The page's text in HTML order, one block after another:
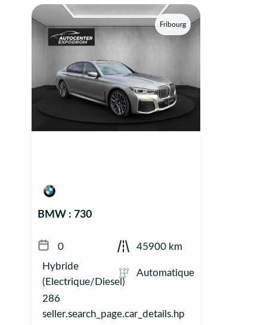
Fribourg
BMW : 730
0
45900 km
Hybride
(Electrique/Diesel)
Automatique
286
seller.search_page.car_details.hp